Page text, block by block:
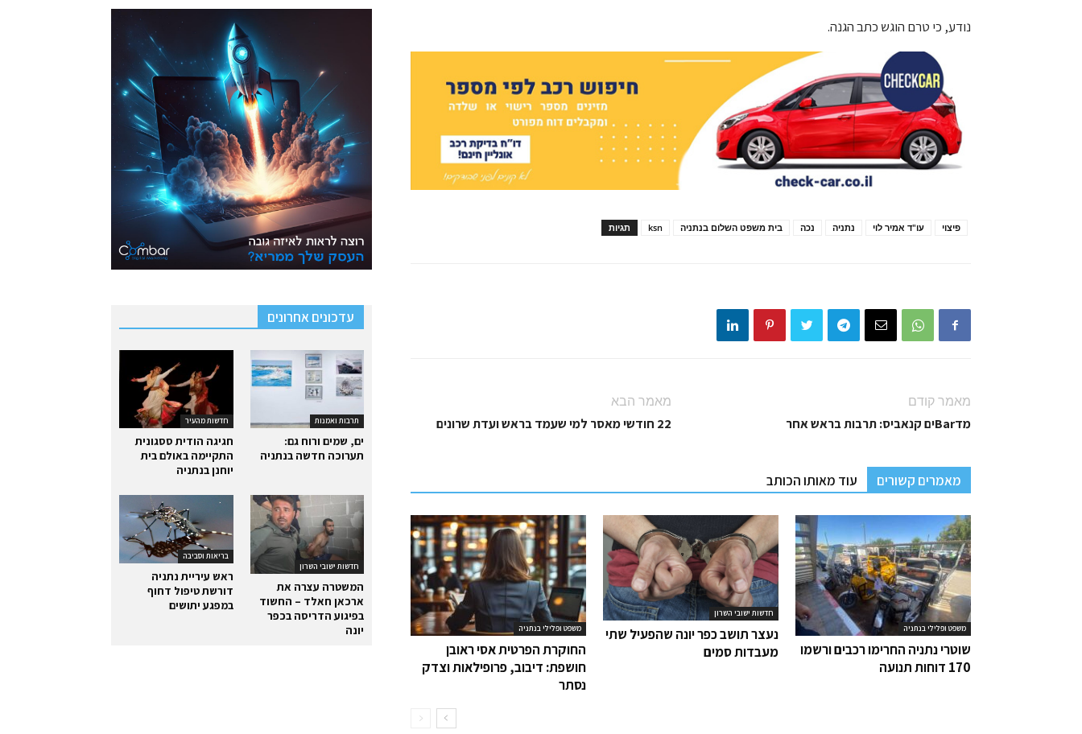
נודע, כי טרם הוגש כתב הגנה.
תגיות ksn בית משפט השלום בנתניה נכה נתניה עו"ד אמיר לוי פיצוי
מאמר קודם
מדBarים קנאביס: תרבות בראש אחר
מאמר הבא
22 חודשי מאסר למי שעמד בראש ועדת שרונים
מאמרים קשורים עוד מאותו הכותב
משפט ופלילי בנתניה
החוקרת הפרטית אסי ראובן
חושפת: דיבוב, פרופילאות וצדק
נסתר
חדשות ישובי השרון
נעצר תושב כפר יונה שהפעיל שתי
מעבדות סמים
משפט ופלילי בנתניה
שוטרי נתניה החרימו רכבים ורשמו
170 דוחות תנועה
עדכונים אחרונים
חדשות מהעיר
חגיגה הודית ססגונית
התקיימה באולם בית
יוחנן בנתניה
תרבות ואמנות
ים, שמים ורוח גם:
תערוכה חדשה בנתניה
בריאות וסביבה
ראש עיריית נתניה
דורשת טיפול דחוף
במפגע יתושים
חדשות ישובי השרון
המשטרה עצרה את
ארכאן חאלד – החשוד
בפיגוע הדריסה בכפר
יונה